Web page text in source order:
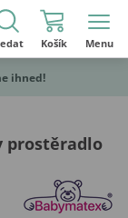
Košík Menu
ihned!
prostěradlo